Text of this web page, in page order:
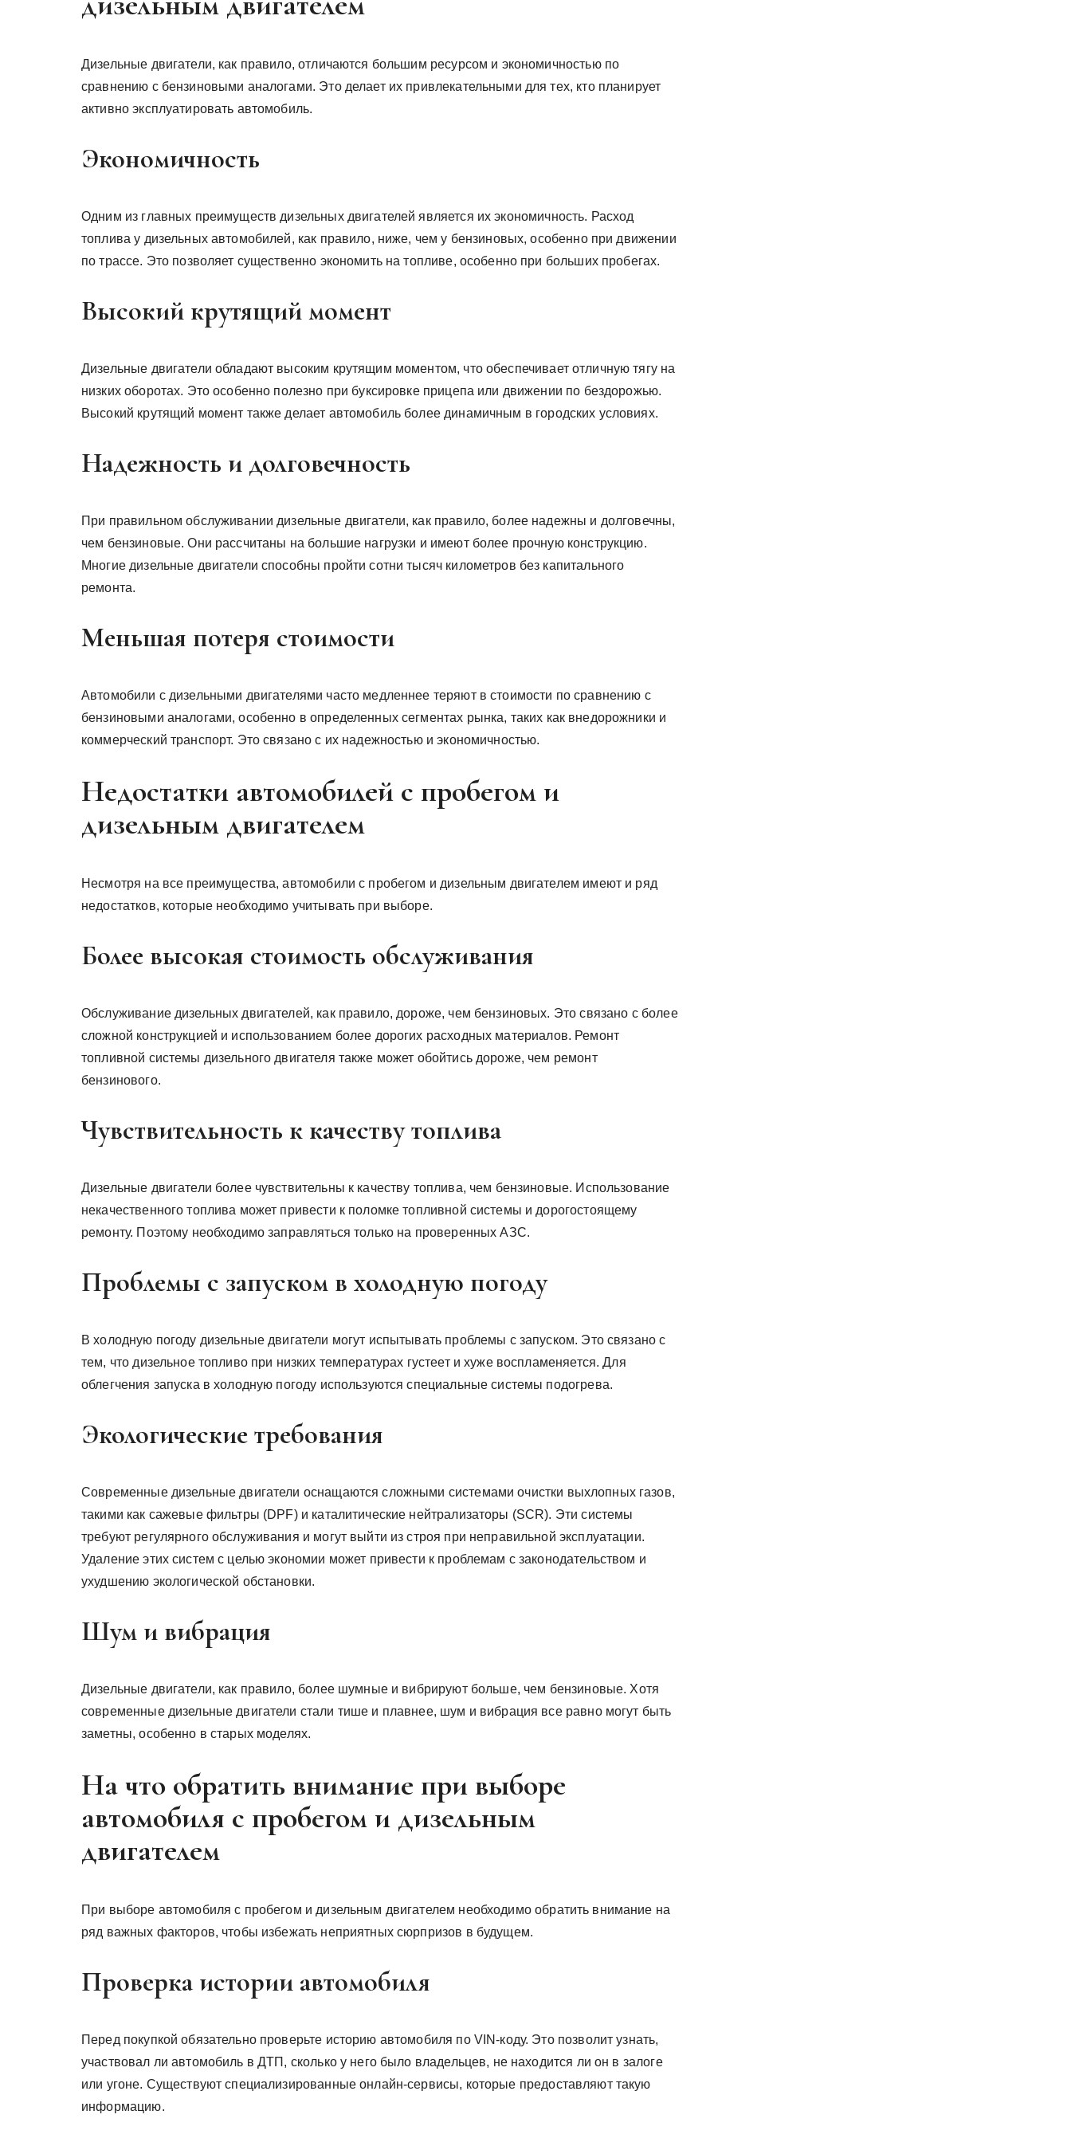
Дизельные двигатели, как правило, отличаются большим ресурсом и экономичностью по
сравнению с бензиновыми аналогами. Это делает их привлекательными для тех, кто планирует
активно эксплуатировать автомобиль.
Экономичность
Одним из главных преимуществ дизельных двигателей является их экономичность. Расход
топлива у дизельных автомобилей, как правило, ниже, чем у бензиновых, особенно при движении
по трассе. Это позволяет существенно экономить на топливе, особенно при больших пробегах.
Высокий крутящий момент
Дизельные двигатели обладают высоким крутящим моментом, что обеспечивает отличную тягу на
низких оборотах. Это особенно полезно при буксировке прицепа или движении по бездорожью.
Высокий крутящий момент также делает автомобиль более динамичным в городских условиях.
Надежность и долговечность
При правильном обслуживании дизельные двигатели, как правило, более надежны и долговечны,
чем бензиновые. Они рассчитаны на большие нагрузки и имеют более прочную конструкцию.
Многие дизельные двигатели способны пройти сотни тысяч километров без капитального
ремонта.
Меньшая потеря стоимости
Автомобили с дизельными двигателями часто медленнее теряют в стоимости по сравнению с
бензиновыми аналогами, особенно в определенных сегментах рынка, таких как внедорожники и
коммерческий транспорт. Это связано с их надежностью и экономичностью.
Недостатки автомобилей с пробегом и
дизельным двигателем
Несмотря на все преимущества, автомобили с пробегом и дизельным двигателем имеют и ряд
недостатков, которые необходимо учитывать при выборе.
Более высокая стоимость обслуживания
Обслуживание дизельных двигателей, как правило, дороже, чем бензиновых. Это связано с более
сложной конструкцией и использованием более дорогих расходных материалов. Ремонт
топливной системы дизельного двигателя также может обойтись дороже, чем ремонт
бензинового.
Чувствительность к качеству топлива
Дизельные двигатели более чувствительны к качеству топлива, чем бензиновые. Использование
некачественного топлива может привести к поломке топливной системы и дорогостоящему
ремонту. Поэтому необходимо заправляться только на проверенных АЗС.
Проблемы с запуском в холодную погоду
В холодную погоду дизельные двигатели могут испытывать проблемы с запуском. Это связано с
тем, что дизельное топливо при низких температурах густеет и хуже воспламеняется. Для
облегчения запуска в холодную погоду используются специальные системы подогрева.
Экологические требования
Современные дизельные двигатели оснащаются сложными системами очистки выхлопных газов,
такими как сажевые фильтры (DPF) и каталитические нейтрализаторы (SCR). Эти системы
требуют регулярного обслуживания и могут выйти из строя при неправильной эксплуатации.
Удаление этих систем с целью экономии может привести к проблемам с законодательством и
ухудшению экологической обстановки.
Шум и вибрация
Дизельные двигатели, как правило, более шумные и вибрируют больше, чем бензиновые. Хотя
современные дизельные двигатели стали тише и плавнее, шум и вибрация все равно могут быть
заметны, особенно в старых моделях.
На что обратить внимание при выборе
автомобиля с пробегом и дизельным
двигателем
При выборе автомобиля с пробегом и дизельным двигателем необходимо обратить внимание на
ряд важных факторов, чтобы избежать неприятных сюрпризов в будущем.
Проверка истории автомобиля
Перед покупкой обязательно проверьте историю автомобиля по VIN-коду. Это позволит узнать,
участвовал ли автомобиль в ДТП, сколько у него было владельцев, не находится ли он в залоге
или угоне. Существуют специализированные онлайн-сервисы, которые предоставляют такую
информацию.